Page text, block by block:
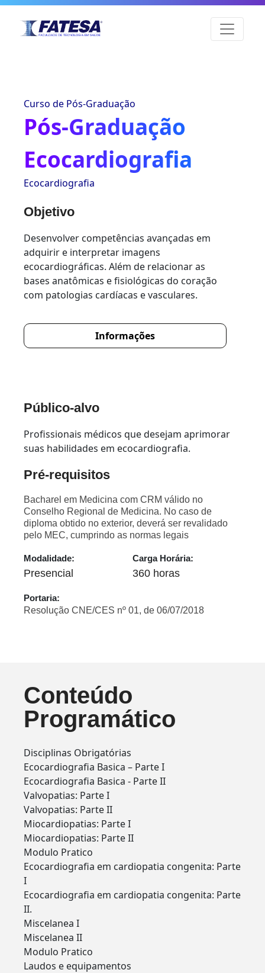
Curso de Pós-Graduação
Pós-Graduação
Ecocardiografia
Ecocardiografia
Objetivo
Desenvolver competências avançadas em
adquirir e interpretar imagens
ecocardiográficas. Além de relacionar as
bases anatômicas e fisiológicas do coração
com patologias cardíacas e vasculares.
Informações
Público-alvo
Profissionais médicos que desejam aprimorar
suas habilidades em ecocardiografia.
Pré-requisitos
Bacharel em Medicina com CRM válido no
Conselho Regional de Medicina. No caso de
diploma obtido no exterior, deverá ser revalidado
pelo MEC, cumprindo as normas legais
Modalidade:
Presencial
Carga Horária:
360 horas
Portaria:
Resolução CNE/CES nº 01, de 06/07/2018
Conteúdo
Programático
Disciplinas Obrigatórias
Ecocardiografia Basica – Parte I
Ecocardiografia Basica - Parte II
Valvopatias: Parte I
Valvopatias: Parte II
Miocardiopatias: Parte I
Miocardiopatias: Parte II
Modulo Pratico
Ecocardiografia em cardiopatia congenita: Parte
I
Ecocardiografia em cardiopatia congenita: Parte
II.
Miscelanea I
Miscelanea II
Modulo Pratico
Laudos e equipamentos